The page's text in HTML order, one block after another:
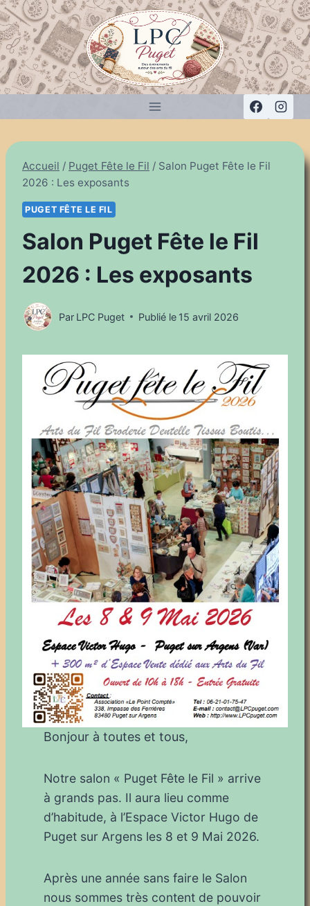
Aller
au
contenu
Accueil / Puget Fête le Fil / Salon Puget Fête le Fil
2026 : Les exposants
PUGET FÊTE LE FIL
Salon Puget Fête le Fil
2026 : Les exposants
Par LPC Puget Publié le 15 avril 2026
Bonjour à toutes et tous,
Notre salon « Puget Fête le Fil » arrive
à grands pas. Il aura lieu comme
d’habitude, à l’Espace Victor Hugo de
Puget sur Argens les 8 et 9 Mai 2026.
Après une année sans faire le Salon
nous sommes très content de pouvoir